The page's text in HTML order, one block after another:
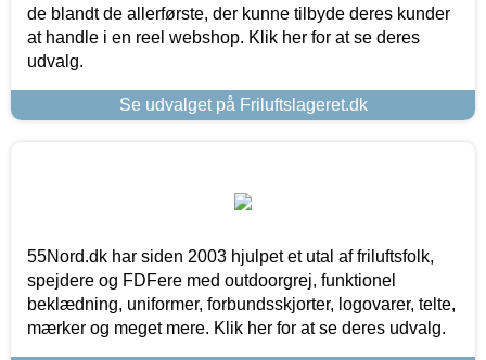
de blandt de allerførste, der kunne tilbyde deres kunder
at handle i en reel webshop. Klik her for at se deres
udvalg.
Se udvalget på Friluftslageret.dk
55Nord.dk har siden 2003 hjulpet et utal af friluftsfolk,
spejdere og FDFere med outdoorgrej, funktionel
beklædning, uniformer, forbundsskjorter, logovarer, telte,
mærker og meget mere. Klik her for at se deres udvalg.